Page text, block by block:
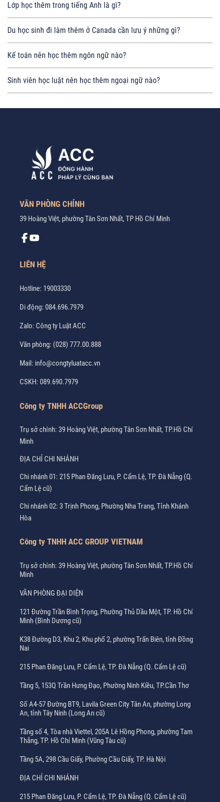
Lớp học thêm trong tiếng Anh là gì?
Du học sinh đi làm thêm ở Canada cần lưu ý những gì?
Kế toán nên học thêm ngôn ngữ nào?
Sinh viên học luật nên học thêm ngoại ngữ nào?
VĂN PHÒNG CHÍNH
39 Hoàng Việt, phường Tân Sơn Nhất, TP Hồ Chí Minh
LIÊN HỆ
Hotline: 19003330
Di động: 084.696.7979
Zalo: Công ty Luật ACC
Văn phòng: (028) 777.00.888
Mail: info@congtyluatacc.vn
CSKH: 089.690.7979
Công ty TNHH ACCGroup
Trụ sở chính: 39 Hoàng Việt, phường Tân Sơn Nhất, TP.Hồ Chí
Minh
ĐỊA CHỈ CHI NHÁNH
Chi nhánh 01: 215 Phan Đăng Lưu, P. Cẩm Lệ, TP. Đà Nẵng (Q.
Cẩm Lệ cũ)
Chi nhánh 02: 3 Trịnh Phong, Phường Nha Trang, Tỉnh Khánh
Hòa
Công ty TNHH ACC GROUP VIETNAM
Trụ sở chính: 39 Hoàng Việt, phường Tân Sơn Nhất, TP.Hồ Chí
Minh
VĂN PHÒNG ĐẠI DIỆN
121 Đường Trần Bình Trọng, Phường Thủ Dầu Một, TP. Hồ Chí
Minh (Bình Dương cũ)
K38 Đường D3, Khu 2, Khu phố 2, phường Trấn Biên, tỉnh Đồng
Nai
215 Phan Đăng Lưu, P. Cẩm Lệ, TP. Đà Nẵng (Q. Cẩm Lệ cũ)
Tầng 5, 153Q Trần Hưng Đạo, Phường Ninh Kiều, TP.Cần Thơ
Số A4-57 Đường BT9, Lavila Green City Tân An, phường Long
An, tỉnh Tây Ninh (Long An cũ)
Tầng số 4, Tòa nhà Viettel, 205A Lê Hồng Phong, phường Tam
Thắng, TP. Hồ Chí Minh (Vũng Tàu cũ)
Tầng 5A, 298 Cầu Giấy, Phường Cầu Giấy, TP. Hà Nội
ĐỊA CHỈ CHI NHÁNH
215 Phan Đăng Lưu, P. Cẩm Lệ, TP. Đà Nẵng (Q. Cẩm Lệ cũ)